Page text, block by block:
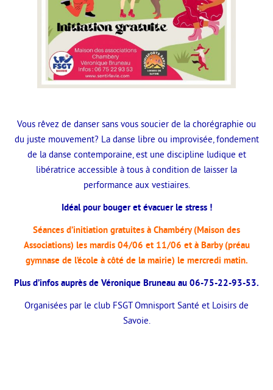
Vous rêvez de danser sans vous soucier de la chorégraphie ou
du juste mouvement? La danse libre ou improvisée, fondement
de la danse contemporaine, est une discipline ludique et
libératrice accessible à tous à condition de laisser la
performance aux vestiaires.
Idéal pour bouger et évacuer le stress !
Séances d’initiation gratuites à Chambéry (Maison des
Associations) les mardis 04/06 et 11/06 et à Barby (préau
gymnase de l’école à côté de la mairie) le mercredi matin.
Plus d’infos auprès de Véronique Bruneau au 06-75-22-93-53.
Organisées par le club FSGT Omnisport Santé et Loisirs de
Savoie.